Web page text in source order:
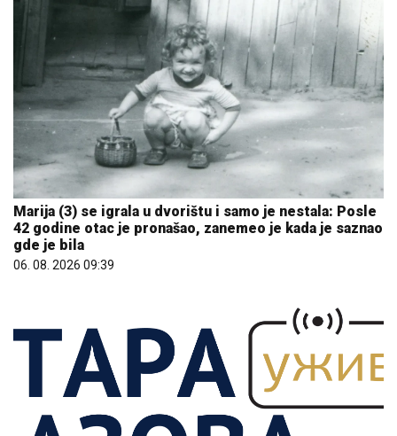
Marija (3) se igrala u dvorištu i samo je nestala: Posle
42 godine otac je pronašao, zanemeo je kada je saznao
gde je bila
06. 08. 2026 09:39